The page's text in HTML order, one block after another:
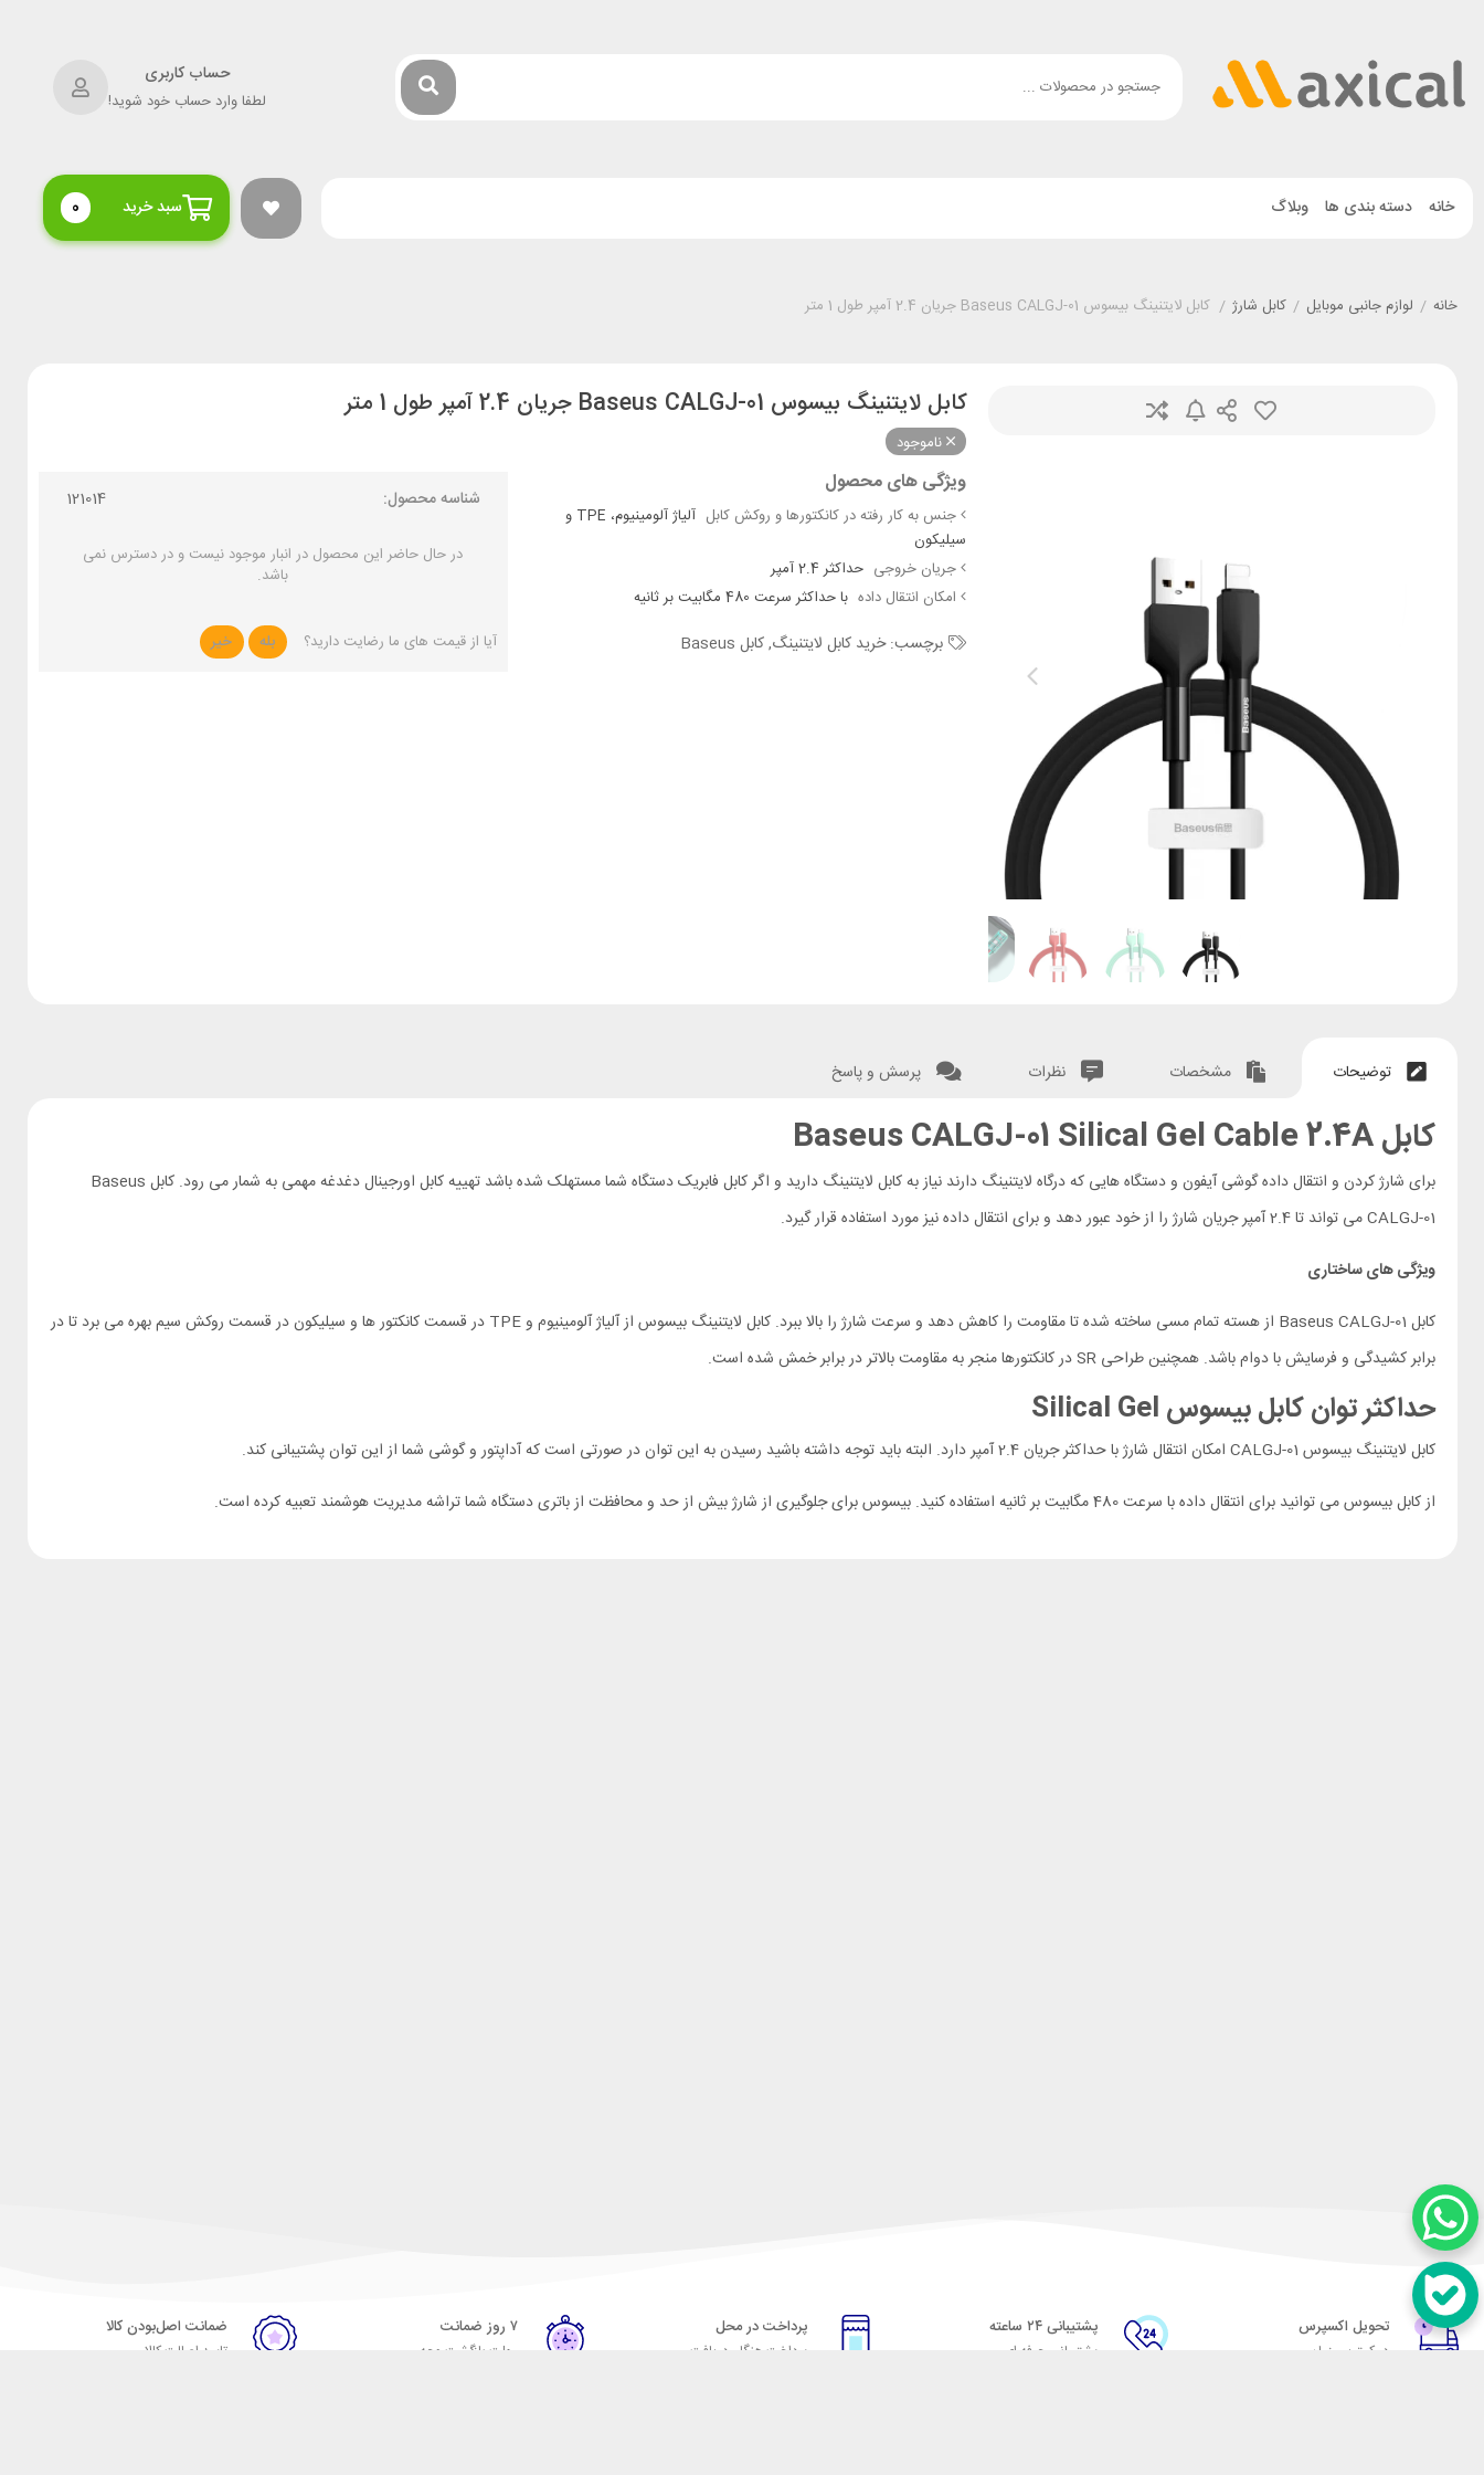
حساب کاربری
لطفا وارد حساب خود شوید!
خانه دسته بندی ها وبلاگ سبد خرید 0
خانه / لوازم جانبی موبایل / کابل شارژ / کابل لایتنینگ بیسوس Baseus CALGJ-01 جریان 2.4 آمپر طول 1 متر
کابل لایتنینگ بیسوس Baseus CALGJ-01 جریان 2.4 آمپر طول 1 متر
ناموجود
ویژگی های محصول
جنس به کار رفته در کانکتورها و روکش کابل
آلیاژ آلومینیوم، TPE و
سیلیکون
جریان خروجی حداکثر 2.4 آمپر
امکان انتقال داده با حداکثر سرعت 480 مگابیت بر ثانیه
برچسب:خرید کابل لایتنینگ,کابل Baseus
شناسه محصول: 121014
در حال حاضر این محصول در انبار موجود نیست و در دسترس نمی
باشد.
آیا از قیمت های ما رضایت دارید؟ بله خیر
توضیحات مشخصات نظرات پرسش و پاسخ
کابلBaseus CALGJ-01 Silical Gel Cable 2.4A
برای شارژ کردن و انتقال داده گوشی آیفون و دستگاه هایی که درگاه لایتنینگ دارند نیاز به کابل لایتنینگ دارید و اگر کابل فابریک دستگاه شما مستهلک شده باشد تهییه کابل اورجینال دغدغه مهمی به شمار می رود. کابل Baseus
CALGJ-01 می تواند تا 2.4 آمپر جریان شارژ را از خود عبور دهد و برای انتقال داده نیز مورد استفاده قرار گیرد.
ویژگی های ساختاری
کابل Baseus CALGJ-01 از هسته تمام مسی ساخته شده تا مقاومت را کاهش دهد و سرعت شارژ را بالا ببرد. کابل لایتنینگ بیسوس از آلیاژ آلومینیوم و TPE در قسمت کانکتور ها و سیلیکون در قسمت روکش سیم بهره می برد تا در
برابر کشیدگی و فرسایش با دوام باشد. همچنین طراحی SR در کانکتورها منجر به مقاومت بالاتر در برابر خمش شده است.
حداکثر توان کابل بیسوسSilical Gel
کابل لایتنینگ بیسوس CALGJ-01 امکان انتقال شارژ با حداکثر جریان 2.4 آمپر دارد. البته باید توجه داشته باشید رسیدن به این توان در صورتی است که آداپتور و گوشی شما از این توان پشتیبانی کند.
از کابل بیسوس می توانید برای انتقال داده با سرعت 480 مگابیت بر ثانیه استفاده کنید. بیسوس برای جلوگیری از شارژ بیش از حد و محافظت از باتری دستگاه شما تراشه مدیریت هوشمند تعبیه کرده است.
تحویل اکسپرس
در کمترین زمان
پشتیبانی ۲۴ ساعته
پشتیبانی حرفه ای
پرداخت در محل
پرداخت هنگام دریافت
۷ روز ضمانت
مهلت بازگشت وجه
ضمانت اصل‌بودن کالا
تایید اصالت کالا